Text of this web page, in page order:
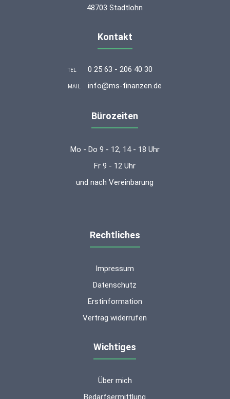
48703 Stadtlohn
Kontakt
TEL 0 25 63 - 206 40 30
MAIL info@ms-finanzen.de
Bürozeiten
Mo - Do 9 - 12, 14 - 18 Uhr
Fr 9 - 12 Uhr
und nach Vereinbarung
Rechtliches
Impressum
Datenschutz
Erstinformation
Vertrag widerrufen
Wichtiges
Über mich
Bedarfsermittlungms-finanzen GmbH